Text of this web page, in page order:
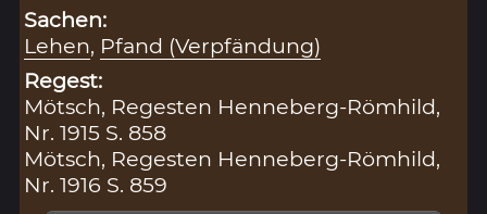
Sachen:
Lehen, Pfand (Verpfändung)
Regest:
Mötsch, Regesten Henneberg-Römhild,
Nr. 1915 S. 858
Mötsch, Regesten Henneberg-Römhild,
Nr. 1916 S. 859